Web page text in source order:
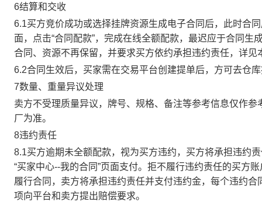
6结算和交收
6.1买方竞价成功或选择挂牌资源生成电子合同后，此时合
面，点击“合同配款”，完成在线全额配款，最迟应于合同
合同、资源不再保留，并要求买方依约承担违约责任，详见
6.2合同生效后，买家需在交易平台创建提单后，方可去仓
7数量、重量异议处理
卖方不受理质量异议，牌号、规格、备注等参考信息仅作
厂为准。
8违约责任
8.1买方逾期未全额配款，视为买方违约，买方将承担违约
“买家中心--我的合同”页面支付。拒不履行违约责任的买方
履行合同，卖方将承担违约责任并支付违约金，每个违约
项向平台和卖方提出赔偿要求。